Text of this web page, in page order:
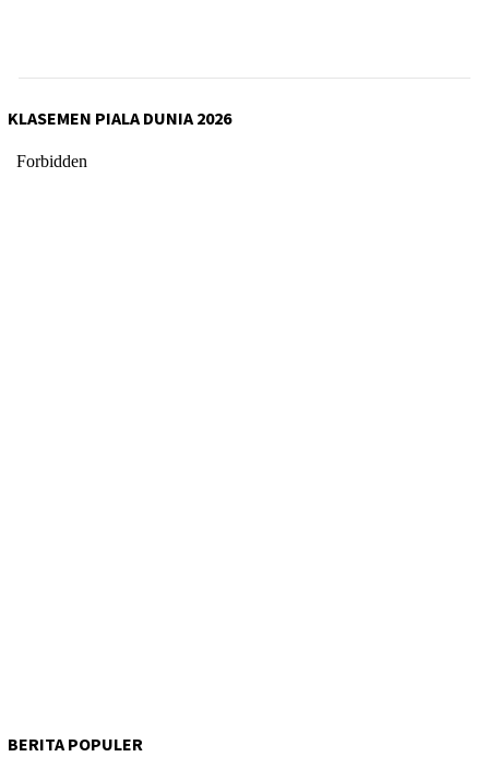
KLASEMEN PIALA DUNIA 2026
BERITA POPULER